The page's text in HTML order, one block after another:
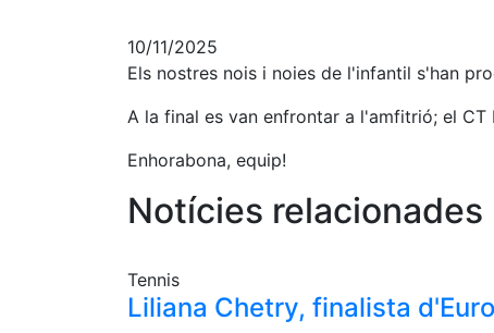
10/11/2025
Els nostres nois i noies de l'infantil s'han
A la final es van enfrontar a l'amfitrió; el
Enhorabona, equip!
Notícies relacionades
Tennis
Liliana Chetry, finalista